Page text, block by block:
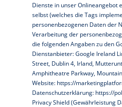
Dienste in unser Onlineangebot
selbst (welches die Tags
personenbezogenen Daten der
Verarbeitung der
die folgenden Angaben zu den
Dienstanbieter: Google Ireland
Street, Dublin 4, Irland,
Amphitheatre Parkway,
Website: https://
Datenschutzerklärung: https://
Privacy Shield (Gewährleistung